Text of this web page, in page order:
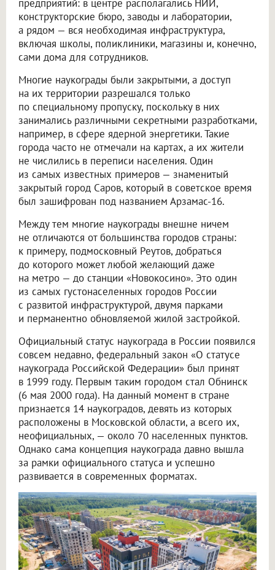
предприятий: в центре располагались НИИ,
конструкторские бюро, заводы и лаборатории,
а рядом — вся необходимая инфраструктура,
включая школы, поликлиники, магазины и, конечно,
сами дома для сотрудников.
Многие наукограды были закрытыми, а доступ
на их территории разрешался только
по специальному пропуску, поскольку в них
занимались различными секретными разработками,
например, в сфере ядерной энергетики. Такие
города часто не отмечали на картах, а их жители
не числились в переписи населения. Один
из самых известных примеров — знаменитый
закрытый город Саров, который в советское время
был зашифрован под названием Арзамас-16.
Между тем многие наукограды внешне ничем
не отличаются от большинства городов страны:
к примеру, подмосковный Реутов, добраться
до которого может любой желающий даже
на метро — до станции «Новокосино». Это один
из самых густонаселенных городов России
с развитой инфраструктурой, двумя парками
и перманентно обновляемой жилой застройкой.
Официальный статус наукограда в России появился
совсем недавно, федеральный закон «О статусе
наукограда Российской Федерации» был принят
в 1999 году. Первым таким городом стал Обнинск
(6 мая 2000 года). На данный момент в стране
признается 14 наукоградов, девять из которых
расположены в Московской области, а всего их,
неофициальных, — около 70 населенных пунктов.
Однако сама концепция наукограда давно вышла
за рамки официального статуса и успешно
развивается в современных форматах.